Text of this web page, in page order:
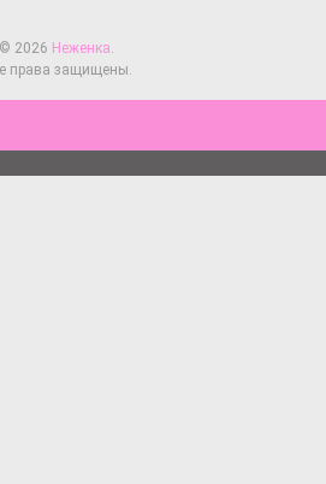
© 2026 Неженка.
права защищены.